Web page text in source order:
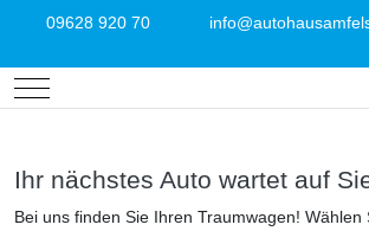
09628 920 70
Mobile Menu Toggle
Ihr nächstes Auto wartet auf
Bei uns finden Sie Ihren Traumwagen! Wählen